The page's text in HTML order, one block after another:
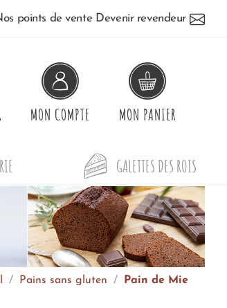
points de vente Devenir revendeur
MON COMPTE MON PANIER
GALETTES DES ROIS
Pains sans gluten Pain de Mie